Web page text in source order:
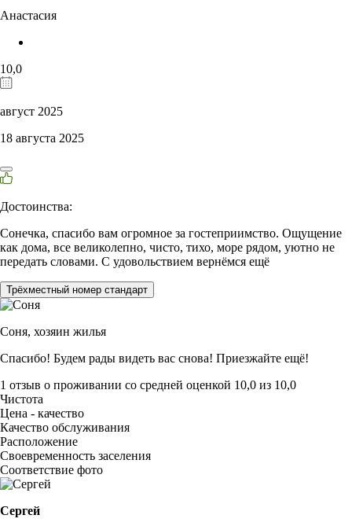
Анастасия
10,0
август 2025
18 августа 2025
Достоинства:
Сонечка, спасибо вам огромное за гостеприимство. Ощущение
как дома, все великолепно, чисто, тихо, море рядом, уютно не
передать словами. С удовольствием вернёмся ещё
Трёхместный номер стандарт
Соня, хозяин жилья
Спасибо! Будем рады видеть вас снова! Приезжайте ещё!
1 отзыв о проживании со средней оценкой 10,0 из 10,0
Чистота
Цена - качество
Качество обслуживания
Расположение
Своевременность заселения
Соответствие фото
Сергей